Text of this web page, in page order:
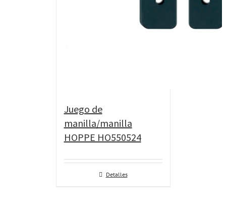
Juego de
manilla/manilla
HOPPE HO550524
Detalles